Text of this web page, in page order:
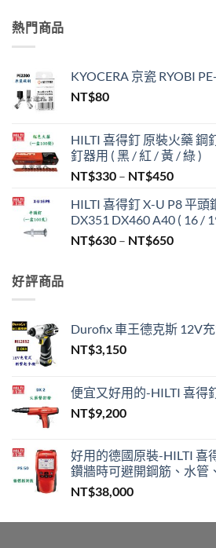
熱門商品
KYOCERA 京瓷 RYOBI
NT$80
HILTI 喜得釘 原裝火藥
釘器用 ( 黑 / 紅 / 黃 / 綠 )
NT$330 – NT$450價
範
圍：
NT$330
HILTI 喜得釘 X-U P8 平
DX351 DX460 A40 ( 16 /
NT$630 – NT$650價
到
好評商品
Durofix 車王德克斯 12V
NT$3,150
便宜又好用的-HILTI 喜得
NT$9,200
好用的德國原裝-HILTI 喜
鑽牆時可避開鋼筋、水管
NT$38,000